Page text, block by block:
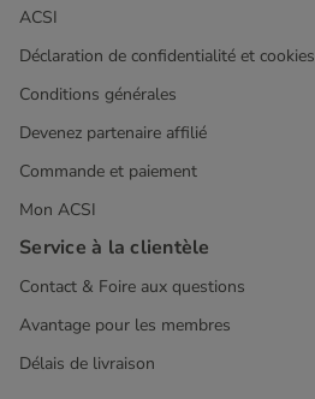
ACSI
Déclaration de confidentialité et cookies
Conditions générales
Devenez partenaire affilié
Commande et paiement
Mon ACSI
Service à la clientèle
Contact & Foire aux questions
Avantage pour les membres
Délais de livraison